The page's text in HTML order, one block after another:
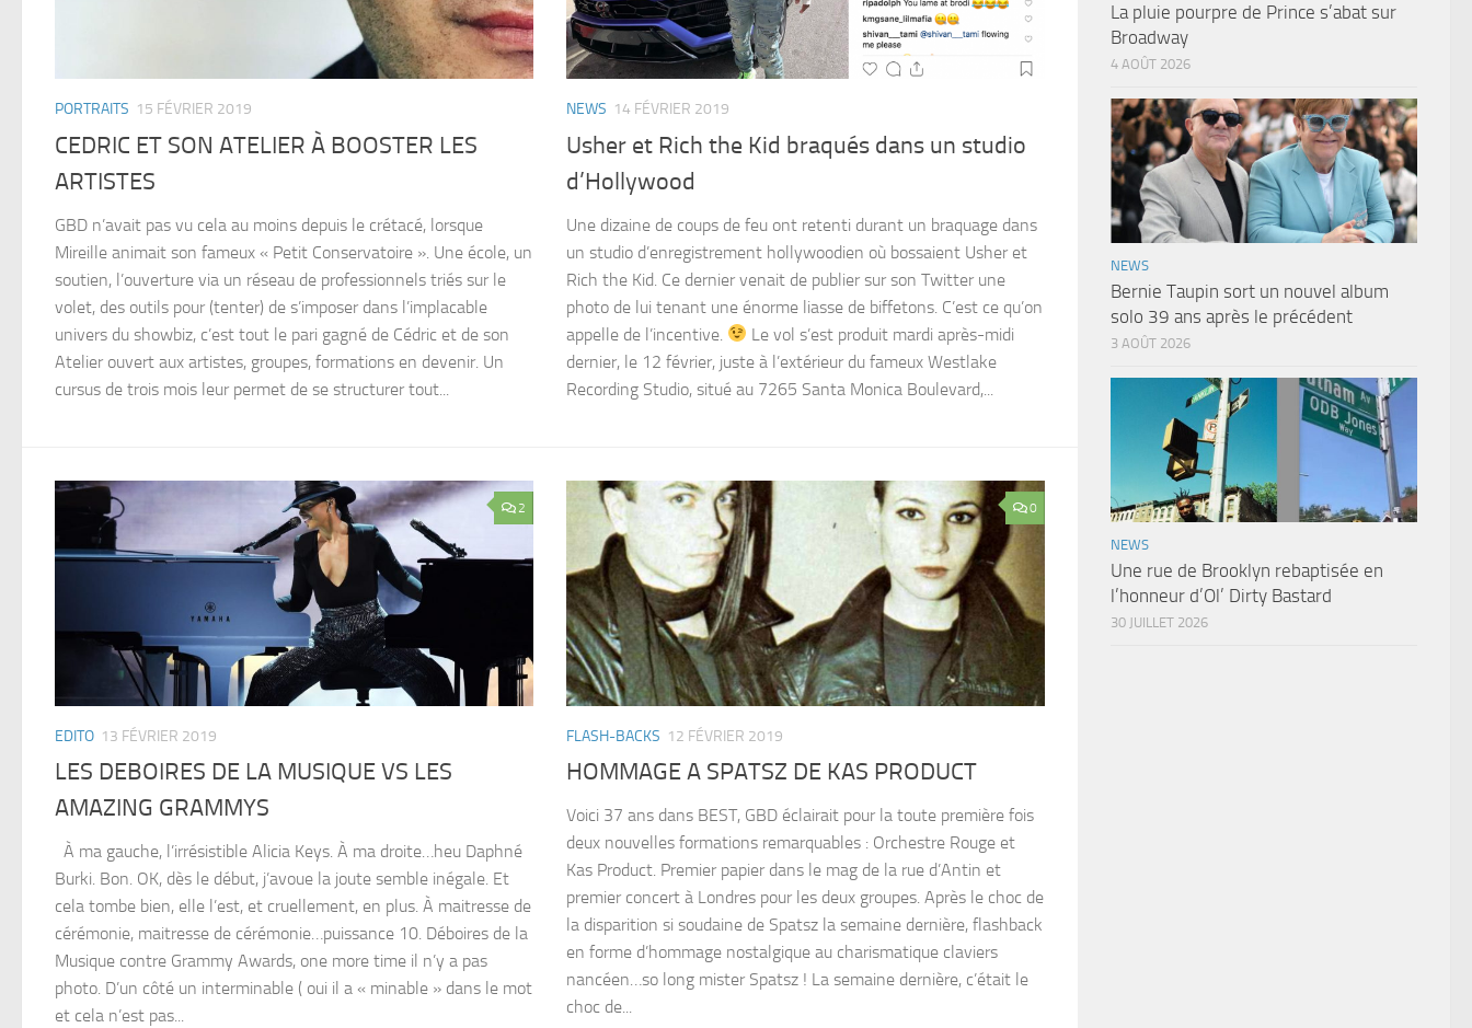
PORTRAITS 15 FÉVRIER 2019
CEDRIC ET SON ATELIER À BOOSTER LES
ARTISTES
GBD n’avait pas vu cela au moins depuis le crétacé, lorsque
Mireille animait son fameux « Petit Conservatoire ». Une école, un
soutien, l’ouverture via un réseau de professionnels triés sur le
volet, des outils pour (tenter) de s’imposer dans l’implacable
univers du showbiz, c’est tout le pari gagné de Cédric et de son
Atelier ouvert aux artistes, groupes, formations en devenir. Un
cursus de trois mois leur permet de se structurer tout...
NEWS 14 FÉVRIER 2019
Usher et Rich the Kid braqués dans un studio
d’Hollywood
Une dizaine de coups de feu ont retenti durant un braquage dans
un studio d’enregistrement hollywoodien où bossaient Usher et
Rich the Kid. Ce dernier venait de publier sur son Twitter une
photo de lui tenant une énorme liasse de biffetons. C’est ce qu’on
appelle de l’incentive.
Le vol s’est produit mardi après-midi
dernier, le 12 février, juste à l’extérieur du fameux Westlake
Recording Studio, situé au 7265 Santa Monica Boulevard,...
2
EDITO 13 FÉVRIER 2019
LES DEBOIRES DE LA MUSIQUE VS LES
AMAZING GRAMMYS
À ma gauche, l’irrésistible Alicia Keys. À ma droite…heu Daphné
Burki. Bon. OK, dès le début, j’avoue la joute semble inégale. Et
cela tombe bien, elle l’est, et cruellement, en plus. À maitresse de
cérémonie, maitresse de cérémonie…puissance 10. Déboires de la
Musique contre Grammy Awards, one more time il n’y a pas
photo. D’un côté un interminable ( oui il a « minable » dans le mot
et cela n’est pas...
0
FLASH-BACKS 12 FÉVRIER 2019
HOMMAGE A SPATSZ DE KAS PRODUCT
Voici 37 ans dans BEST, GBD éclairait pour la toute première fois
deux nouvelles formations remarquables : Orchestre Rouge et
Kas Product. Premier papier dans le mag de la rue d’Antin et
premier concert à Londres pour les deux groupes. Après le choc de
la disparition si soudaine de Spatsz la semaine dernière, flashback
en forme d’hommage nostalgique au charismatique claviers
nancéen…so long mister Spatsz ! La semaine dernière, c’était le
choc de...
La pluie pourpre de Prince s’abat sur
Broadway
4 AOÛT 2026
NEWS
Bernie Taupin sort un nouvel album
solo 39 ans après le précédent
3 AOÛT 2026
NEWS
Une rue de Brooklyn rebaptisée en
l’honneur d’Ol’ Dirty Bastard
30 JUILLET 2026